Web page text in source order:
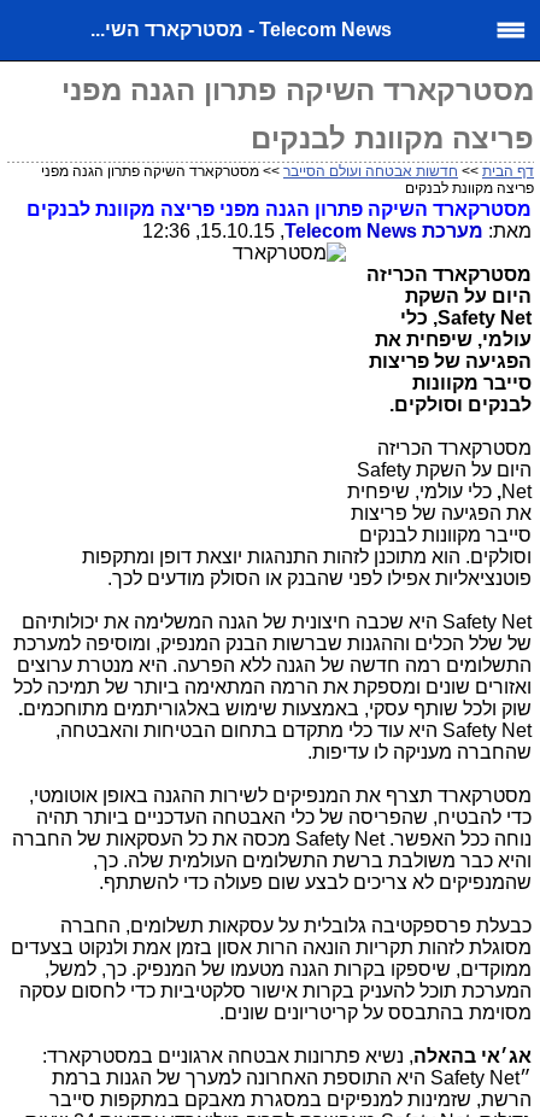
Telecom News - מסטרקארד השי...
מסטרקארד השיקה פתרון הגנה מפני
פריצה מקוונת לבנקים
דף הבית >> חדשות אבטחה ועולם הסייבר >> מסטרקארד השיקה פתרון הגנה מפני
פריצה מקוונת לבנקים
מסטרקארד השיקה פתרון הגנה מפני פריצה מקוונת לבנקים
מאת: מערכת Telecom News
, 15.10.15, 12:36
מסטרקארד הכריזה
היום על השקת
Safety Net, כלי
עולמי, שיפחית את
הפגיעה של פריצות
סייבר מקוונות
לבנקים וסולקים.
מסטרקארד הכריזה
היום על השקת Safety
Net
, כלי עולמי, שיפחית
את הפגיעה של פריצות
סייבר מקוונות לבנקים
וסולקים. הוא מתוכנן לזהות התנהגות יוצאת דופן ומתקפות
פוטנציאליות אפילו לפני שהבנק או הסולק מודעים לכך.
Safety Net היא שכבה חיצונית של הגנה המשלימה את יכולותיהם
של שלל הכלים וההגנות שברשות הבנק המנפיק, ומוסיפה למערכת
התשלומים רמה חדשה של הגנה ללא הפרעה. היא מנטרת ערוצים
ואזורים שונים ומספקת את הרמה המתאימה ביותר של תמיכה לכל
שוק ולכל שותף עסקי, באמצעות שימוש באלגוריתמים מתוחכמים.
Safety Net היא עוד כלי מתקדם בתחום הבטיחות והאבטחה,
שהחברה מעניקה לו עדיפות.
מסטרקארד תצרף את המנפיקים לשירות ההגנה באופן אוטומטי,
כדי להבטיח, שהפריסה של כלי האבטחה העדכניים ביותר תהיה
נוחה ככל האפשר.Safety Net מכסה את כל העסקאות של החברה
והיא כבר משולבת ברשת התשלומים העולמית שלה. כך,
שהמנפיקים לא צריכים לבצע שום פעולה כדי להשתתף.
כבעלת פרספקטיבה גלובלית על עסקאות תשלומים, החברה
מסוגלת לזהות תקריות הונאה הרות אסון בזמן אמת ולנקוט בצעדים
ממוקדים, שיספקו בקרות הגנה מטעמו של המנפיק. כך, למשל,
המערכת תוכל להעניק בקרות אישור סלקטיביות כדי לחסום עסקה
מסוימת בהתבסס על קריטריונים שונים.
אג׳אי בהאלה, נשיא פתרונות אבטחה ארגוניים במסטרקארד:
״Safety Net היא התוספת האחרונה למערך של הגנות ברמת
הרשת, שזמינות למנפיקים במסגרת מאבקם במתקפות סייבר